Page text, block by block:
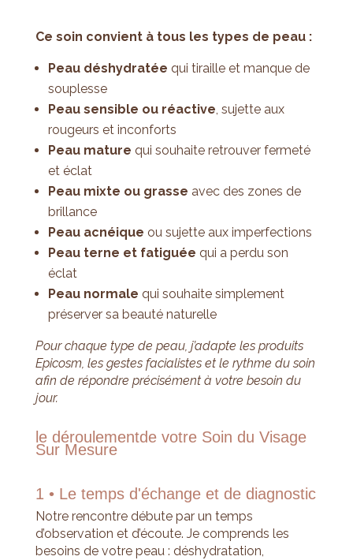
Ce soin convient à tous les types de peau :
Peau déshydratée qui tiraille et manque de
souplesse
Peau sensible ou réactive, sujette aux
rougeurs et inconforts
Peau mature qui souhaite retrouver fermeté
et éclat
Peau mixte ou grasse avec des zones de
brillance
Peau acnéique ou sujette aux imperfections
Peau terne et fatiguée qui a perdu son
éclat
Peau normale qui souhaite simplement
préserver sa beauté naturelle
Pour chaque type de peau, j’adapte les produits
Epicosm, les gestes facialistes et le rythme du soin
afin de répondre précisément à votre besoin du
jour.
le déroulementde votre Soin du Visage
Sur Mesure
1 • Le temps d'échange et de diagnostic
Notre rencontre débute par un temps
d’observation et d’écoute. Je comprends les
besoins de votre peau : déshydratation,